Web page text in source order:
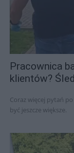
Pracownica
klientów?
Coraz więcej pytań
być jeszcze większe.